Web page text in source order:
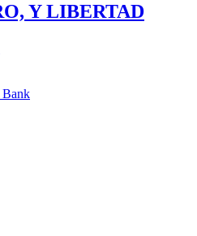
Y LIBERTAD